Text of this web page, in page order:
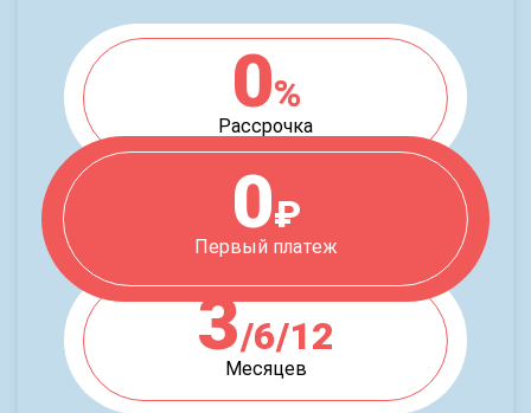
0%
Рассрочка
0₽
Первый платеж
3/6/12
Месяцев